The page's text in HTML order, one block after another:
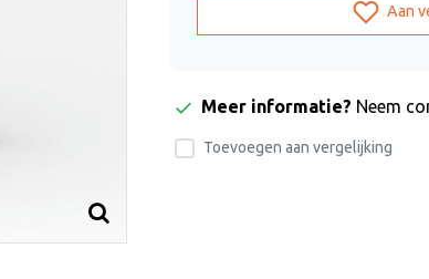
Aan
Meer informatie? Neem
Toevoegen aan vergelijking